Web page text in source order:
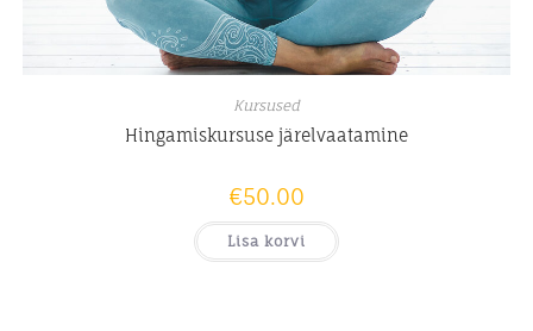
Kursused
Hingamiskursuse järelvaatamine
€50.00
Lisa korvi